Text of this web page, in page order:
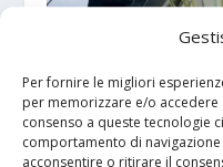
Per fornire le migliori
per memorizzare e/o
consenso a queste tecnologie
comportamento di
acconsentire o ritirare il
Pizzolungo,
2 Aprile 2026